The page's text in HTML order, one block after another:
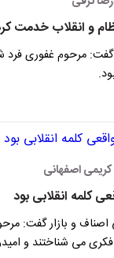
و انقلاب خدمت
گفت: مرحوم غفوری
اصفهانی
کلمه انقلابی بود
و بازار گفت:
می شناختند و